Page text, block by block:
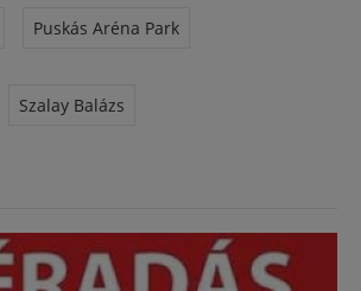
Puskás Aréna Park
Szalay Balázs